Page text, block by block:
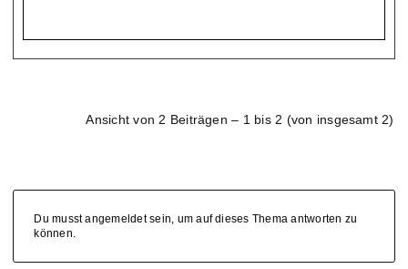
Ansicht von 2 Beiträgen – 1 bis 2 (von insgesamt 2)
Du musst angemeldet sein, um auf dieses Thema antworten zu
können.